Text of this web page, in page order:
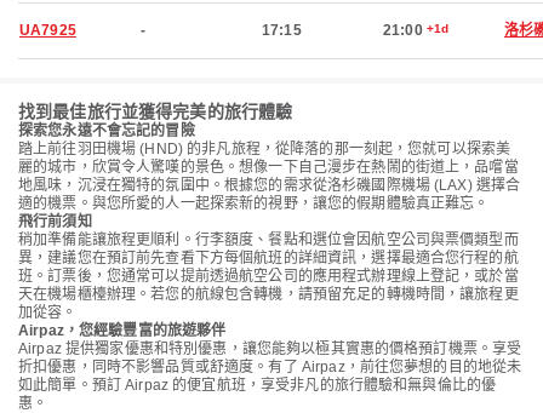
UA7925 - 17:15 21:00 +1d 洛杉
找到最佳旅行並獲得完美的旅行體驗
探索您永遠不會忘記的冒險
踏上前往羽田機場 (HND) 的非凡旅程，從降落的那一刻起，您就可以探索美
麗的城市，欣賞令人驚嘆的景色。想像一下自己漫步在熱鬧的街道上，品嚐當
地風味，沉浸在獨特的氛圍中。根據您的需求從洛杉磯國際機場 (LAX) 選擇合
適的機票。與您所愛的人一起探索新的視野，讓您的假期體驗真正難忘。
飛行前須知
稍加準備能讓旅程更順利。行李額度、餐點和選位會因航空公司與票價類型而
異，建議您在預訂前先查看下方每個航班的詳細資訊，選擇最適合您行程的航
班。訂票後，您通常可以提前透過航空公司的應用程式辦理線上登記，或於當
天在機場櫃檯辦理。若您的航線包含轉機，請預留充足的轉機時間，讓旅程更
加從容。
Airpaz，您經驗豐富的旅遊夥伴
Airpaz 提供獨家優惠和特別優惠，讓您能夠以極其實惠的價格預訂機票。享受
折扣優惠，同時不影響品質或舒適度。有了 Airpaz，前往您夢想的目的地從未
如此簡單。預訂 Airpaz 的便宜航班，享受非凡的旅行體驗和無與倫比的優
惠。